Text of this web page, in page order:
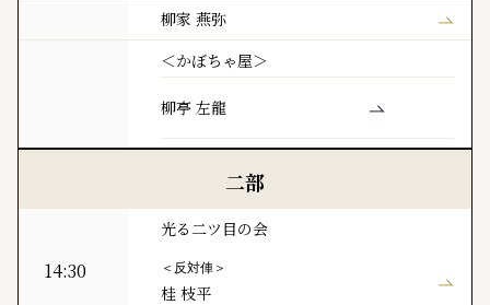
柳家 燕弥
＜かぼちゃ屋＞
柳亭 左龍
二部
光る二ツ目の会
14:30 ＜反対俥＞
桂 枝平